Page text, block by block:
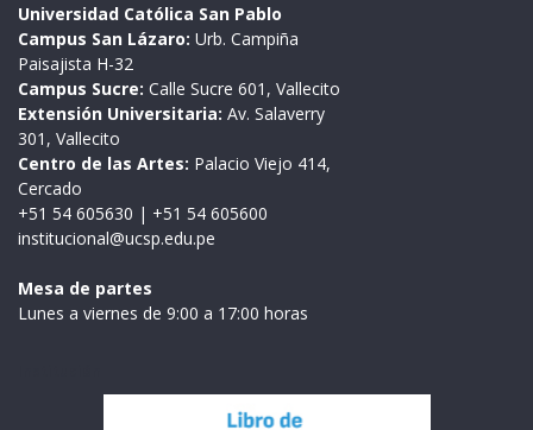
Universidad Católica San Pablo
Campus San Lázaro: Urb. Campiña
Paisajista H-32
Campus Sucre: Calle Sucre 601, Vallecito
Extensión Universitaria: Av. Salaverry
301, Vallecito
Centro de las Artes: Palacio Viejo 414,
Cercado
+51 54 605630 | +51 54 605600
institucional@ucsp.edu.pe
Mesa de partes
Lunes a viernes de 9:00 a 17:00 horas